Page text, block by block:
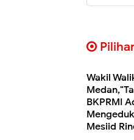
Wakil
BKPRMI
Mesjid